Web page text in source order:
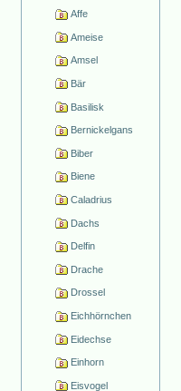
Affe
Ameise
Amsel
Bär
Basilisk
Bernickelgans
Biber
Biene
Caladrius
Dachs
Delfin
Drache
Drossel
Eichhörnchen
Eidechse
Einhorn
Eisvogel